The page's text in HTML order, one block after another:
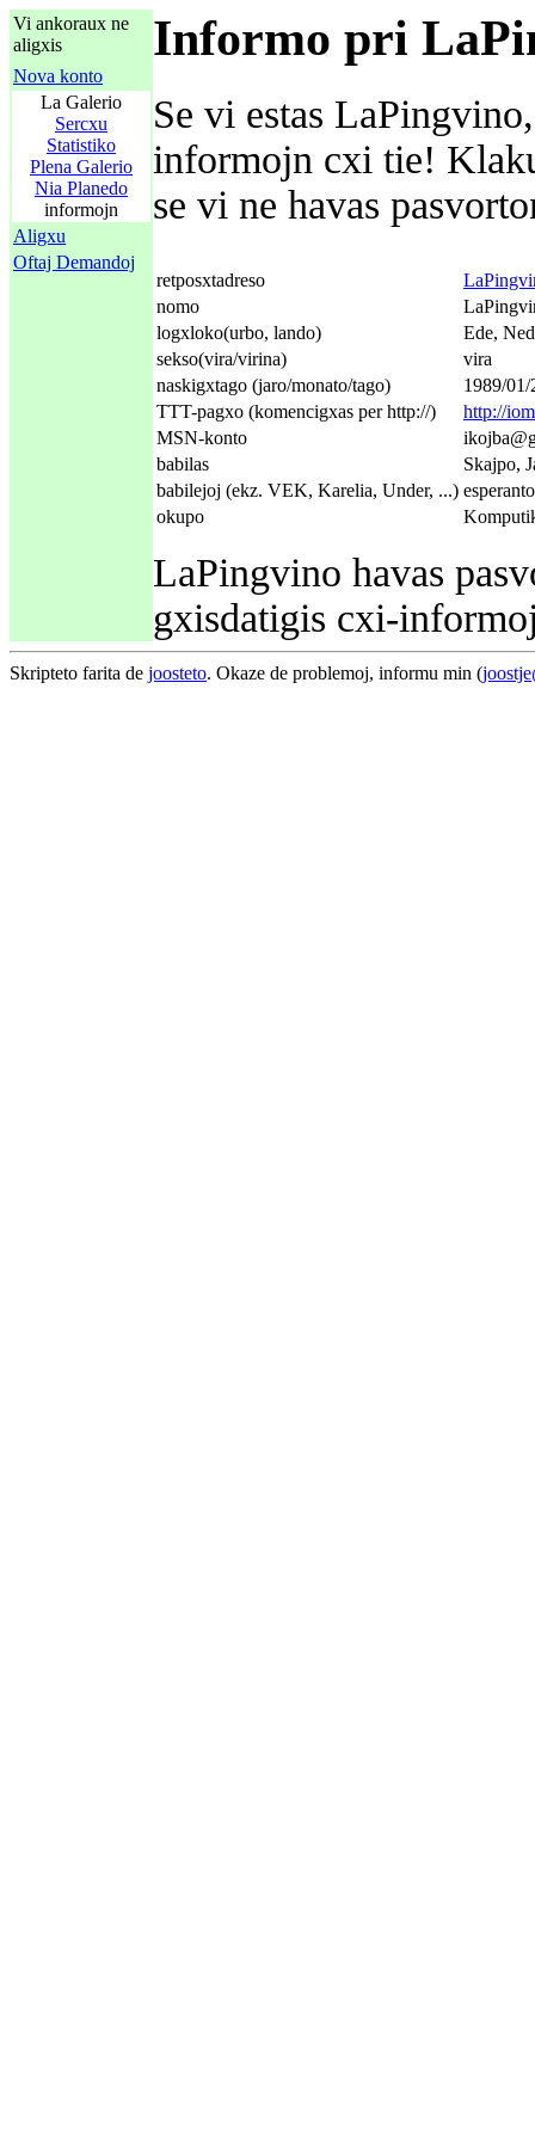
Vi ankoraux ne
aligxis
Nova konto
La Galerio
Sercxu
Statistiko
Plena Galerio
Nia Planedo
informojn
Aligxu
Oftaj Demandoj
Informo pri
Se vi estas
informojn cxi tie!
se vi ne havas
retposxtadreso
nomo
logxloko(urbo, lando)
Ede,
sekso(vira/virina)
vira
naskigxtago (jaro/monato/tago)
1989/01/
TTT-pagxo (komencigxas per http://)
http://
MSN-konto
babilas
Skajpo,
babilejoj (ekz. VEK, Karelia, Under, ...)
okupo
LaPingvino havas
gxisdatigis cxi-
Skripteto farita de joosteto. Okaze de problemoj, informu min (